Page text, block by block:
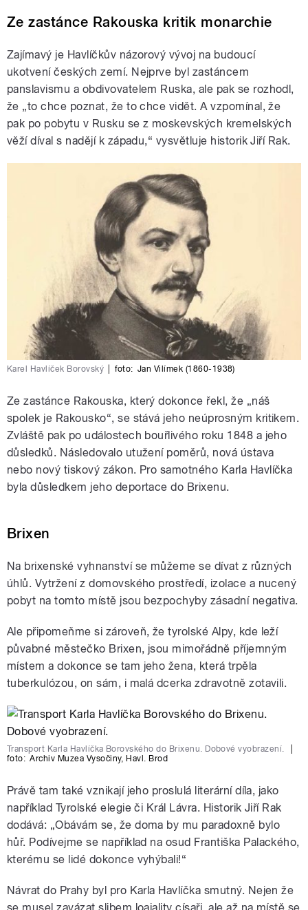
Ze zastánce Rakouska kritik monarchie
Zajímavý je Havlíčkův názorový vývoj na budoucí
ukotvení českých zemí. Nejprve byl zastáncem
panslavismu a obdivovatelem Ruska, ale pak se rozhodl,
že „to chce poznat, že to chce vidět. A vzpomínal, že
pak po pobytu v Rusku se z moskevských kremelských
věží díval s nadějí k západu,“ vysvětluje historik Jiří Rak.
Karel Havlíček Borovský foto: Jan Vilímek (1860-1938)
Ze zastánce Rakouska, který dokonce řekl, že „náš
spolek je Rakousko“, se stává jeho neúprosným kritikem.
Zvláště pak po událostech bouřlivého roku 1848 a jeho
důsledků. Následovalo utužení poměrů, nová ústava
nebo nový tiskový zákon. Pro samotného Karla Havlíčka
byla důsledkem jeho deportace do Brixenu.
Brixen
Na brixenské vyhnanství se můžeme se dívat z různých
úhlů. Vytržení z domovského prostředí, izolace a nucený
pobyt na tomto místě jsou bezpochyby zásadní negativa.
Ale připomeňme si zároveň, že tyrolské Alpy, kde leží
půvabné městečko Brixen, jsou mimořádně příjemným
místem a dokonce se tam jeho žena, která trpěla
tuberkulózou, on sám, i malá dcerka zdravotně zotavili.
Transport Karla Havlíčka Borovského do Brixenu. Dobové vyobrazení.
foto: Archiv Muzea Vysočiny, Havl. Brod
Právě tam také vznikají jeho proslulá literární díla, jako
například Tyrolské elegie či Král Lávra. Historik Jiří Rak
dodává: „Obávám se, že doma by mu paradoxně bylo
hůř. Podívejme se například na osud Františka Palackého,
kterému se lidé dokonce vyhýbali!“
Návrat do Prahy byl pro Karla Havlíčka smutný. Nejen že
se musel zavázat slibem loajality císaři, ale až na místě se